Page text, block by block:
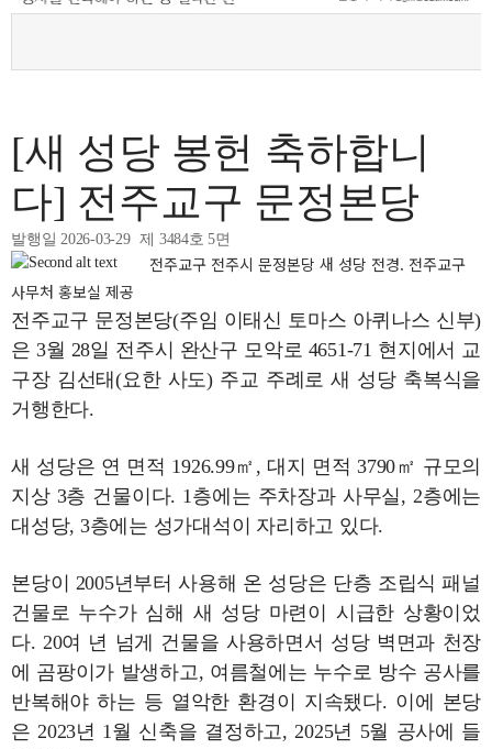
[새 성당 봉헌 축하합니
다] 전주교구 문정본당
발행일 2026-03-29 제 3484호 5면
전주교구 전주시 문정본당 새 성당 전경. 전주교구
사무처 홍보실 제공
전주교구 문정본당(주임 이태신 토마스 아퀴나스 신부)
은 3월 28일 전주시 완산구 모악로 4651-71 현지에서 교
구장 김선태(요한 사도) 주교 주례로 새 성당 축복식을
거행한다.
새 성당은 연 면적 1926.99㎡, 대지 면적 3790㎡ 규모의
지상 3층 건물이다. 1층에는 주차장과 사무실, 2층에는
대성당, 3층에는 성가대석이 자리하고 있다.
본당이 2005년부터 사용해 온 성당은 단층 조립식 패널
건물로 누수가 심해 새 성당 마련이 시급한 상황이었
다. 20여 년 넘게 건물을 사용하면서 성당 벽면과 천장
에 곰팡이가 발생하고, 여름철에는 누수로 방수 공사를
반복해야 하는 등 열악한 환경이 지속됐다. 이에 본당
은 2023년 1월 신축을 결정하고, 2025년 5월 공사에 들